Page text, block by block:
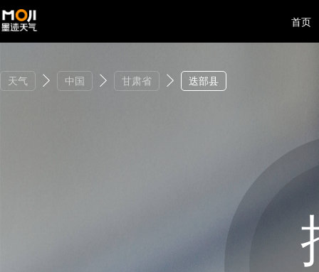
首页
天气 中国 甘肃省 迭部县